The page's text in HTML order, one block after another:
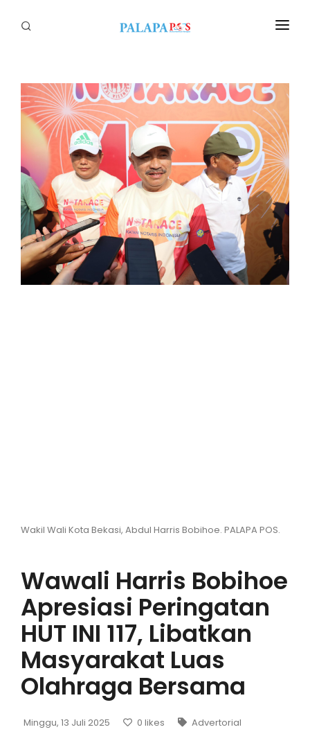
Politik
Nasional
Sumatera
Tapanuli
Nusantara
Megapolitan
Hukum
Wakil Wali Kota Bekasi, Abdul Harris Bobihoe. PALAPA POS.
Wawali Harris Bobihoe
Apresiasi Peringatan
HUT INI 117, Libatkan
Masyarakat Luas
Olahraga Bersama
Minggu, 13 Juli 2025 0 likes Advertorial